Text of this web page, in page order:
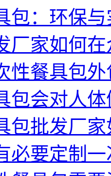
包：环保
厂家如何
性餐具包
包会对人
包批发厂
必要定制